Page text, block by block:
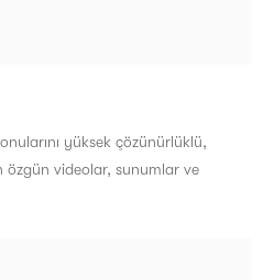
yüksek çözünürlüklü,
özgün videolar, sunumlar ve